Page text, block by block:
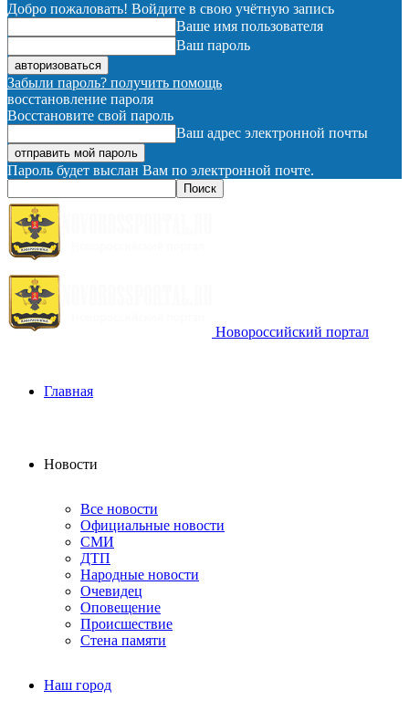
Добро пожаловать! Войдите в свою учётную запись
Ваше имя пользователя
Ваш пароль
Забыли пароль? получить помощь
восстановление пароля
Восстановите свой пароль
Ваш адрес электронной почты
Пароль будет выслан Вам по электронной почте.
Новороссийский портал
Главная
Новости
Все новости
Официальные новости
СМИ
ДТП
Народные новости
Очевидец
Оповещение
Происшествие
Стена памяти
Наш город